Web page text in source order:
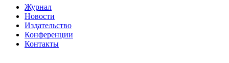
Журнал
Новости
Издательство
Конференции
Контакты